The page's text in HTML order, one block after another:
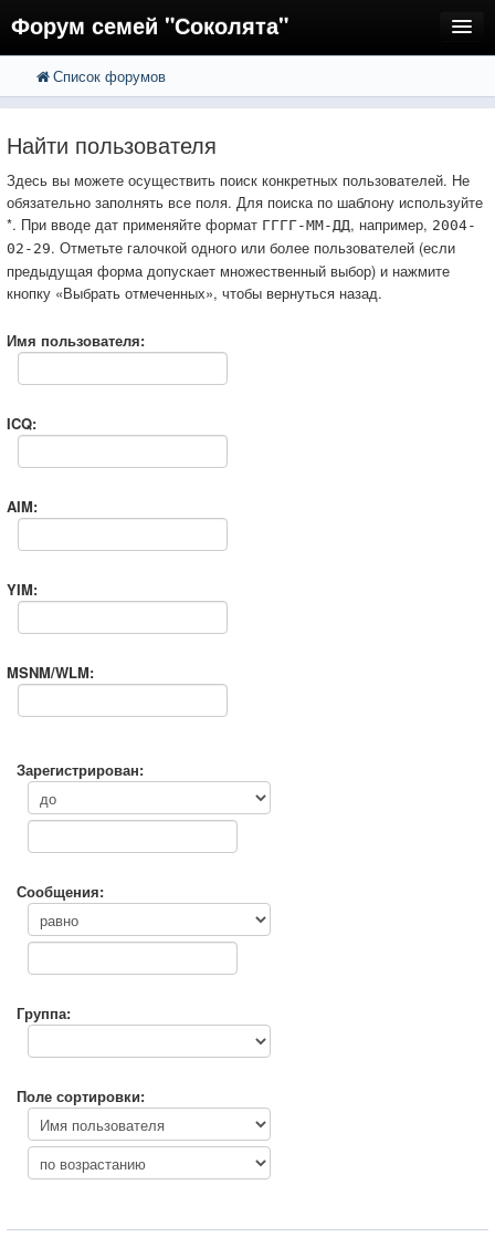
Форум семей "Соколята"
FAQ
Вход
Список форумов
Найти пользователя
Здесь вы можете осуществить поиск конкретных пользователей. Не
обязательно заполнять все поля. Для поиска по шаблону используйте
*. При вводе дат применяйте формат ГГГГ-ММ-ДД, например, 2004-
02-29. Отметьте галочкой одного или более пользователей (если
предыдущая форма допускает множественный выбор) и нажмите
кнопку «Выбрать отмеченных», чтобы вернуться назад.
Имя пользователя:
ICQ:
AIM:
YIM:
MSNM/WLM:
Зарегистрирован:
Сообщения:
Группа:
Поле сортировки: